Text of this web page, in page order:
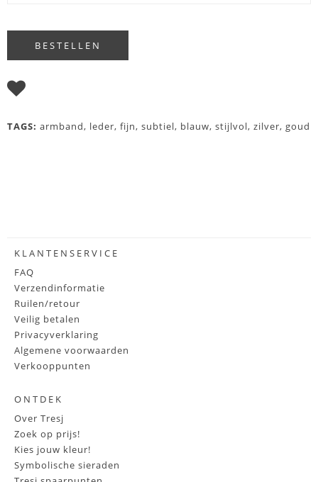
TAGS: armband, leder, fijn, subtiel, blauw, stijlvol, zilver, goud
KLANTENSERVICE
FAQ
Verzendinformatie
Ruilen/retour
Veilig betalen
Privacyverklaring
Algemene voorwaarden
Verkooppunten
ONTDEK
Over Tresj
Zoek op prijs!
Kies jouw kleur!
Symbolische sieraden